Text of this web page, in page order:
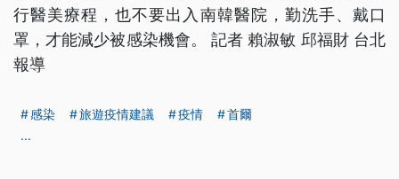
行醫美療程，也不要出入南韓醫院，勤洗手、戴口
罩，才能減少被感染機會。 記者 賴淑敏 邱福財 台北
報導
感染 旅遊疫情建議 疫情
首爾
...